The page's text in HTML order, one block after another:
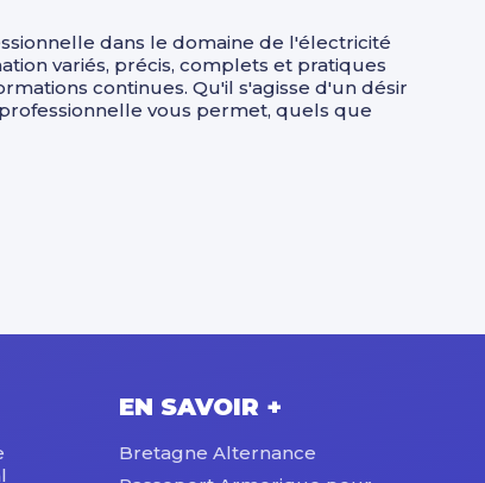
dans le domaine de l'électricité
variés, précis, complets et pratiques
continues. Qu'il s'agisse d'un désir
vous permet, quels que
EN SAVOIR +
Bretagne Alternance